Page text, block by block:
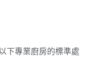
下專業廚房的標準處